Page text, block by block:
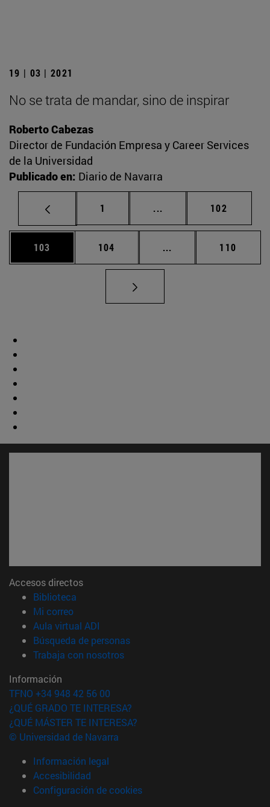
19 | 03 | 2021
No se trata de mandar, sino de inspirar
Roberto Cabezas
Director de Fundación Empresa y Career Services
de la Universidad
Publicado en: Diario de Navarra
Página
1 ... Páginas intermedias
Página
102
Página
103 Página
104 ... Páginas intermedias
Página
110
Accesos directos
Biblioteca
Mi correo(abre en nueva ventana)
Aula virtual ADI
Búsqueda de personas(abre en nueva ventana)
Trabaja con nosotros(abre en nueva ventana)
Información
TFNO +34 948 42 56 00
¿QUÉ GRADO TE INTERESA?
¿QUÉ MÁSTER TE INTERESA?
© Universidad de Navarra
Información legal
Accesibilidad
Configuración de cookies